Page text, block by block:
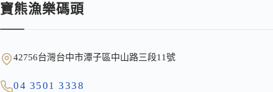
寶熊漁樂碼頭
42756台灣台中市潭子區中山路三段11號
04 3501 3338